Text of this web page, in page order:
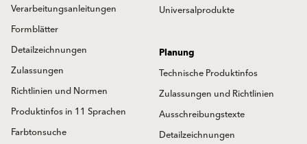
Universalprodukte
Verarbeitungsanleitungen
Formblätter
Detailzeichnungen
Zulassungen
Richtlinien und Normen
Produktinfos in 11 Sprachen
Farbtonsuche
Planung
Technische Produktinfos
Zulassungen und Richtlinien
Ausschreibungstexte
Detailzeichnungen